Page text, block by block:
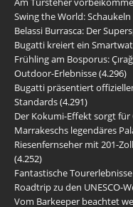
Swing the World:
Belassi Burrasca: Der
Bugatti kreiert ein
Frühling am Bosporus:
Outdoor-Erlebnisse(4.296)
Bugatti präsentiert
Standards(4.291)
Der Kokumi-Effekt sorgt für
Marrakeschs legendäres
Riesenfernseher mit 201-
(4.252)
Fantastische
Roadtrip zu den UNESCO-
Vom Barkeeper beachtet